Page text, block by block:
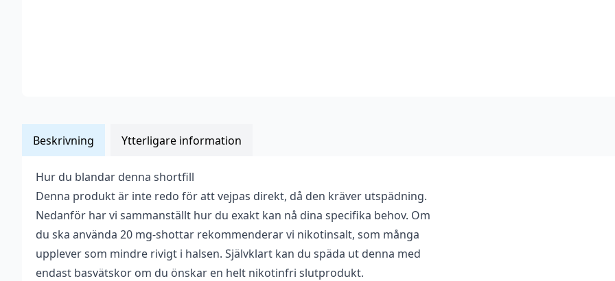
Beskrivning Ytterligare information
Hur du blandar denna shortfill
Denna produkt är inte redo för att vejpas direkt, då den kräver utspädning.
Nedanför har vi sammanställt hur du exakt kan nå dina specifika behov. Om
du ska använda 20 mg-shottar rekommenderar vi nikotinsalt, som många
upplever som mindre rivigt i halsen. Självklart kan du späda ut denna med
endast basvätskor om du önskar en helt nikotinfri slutprodukt.
Vikt
0,082 kg
Serie
Halo
Tillverkare
Nicopure Labs
Tillverkningsland
USA